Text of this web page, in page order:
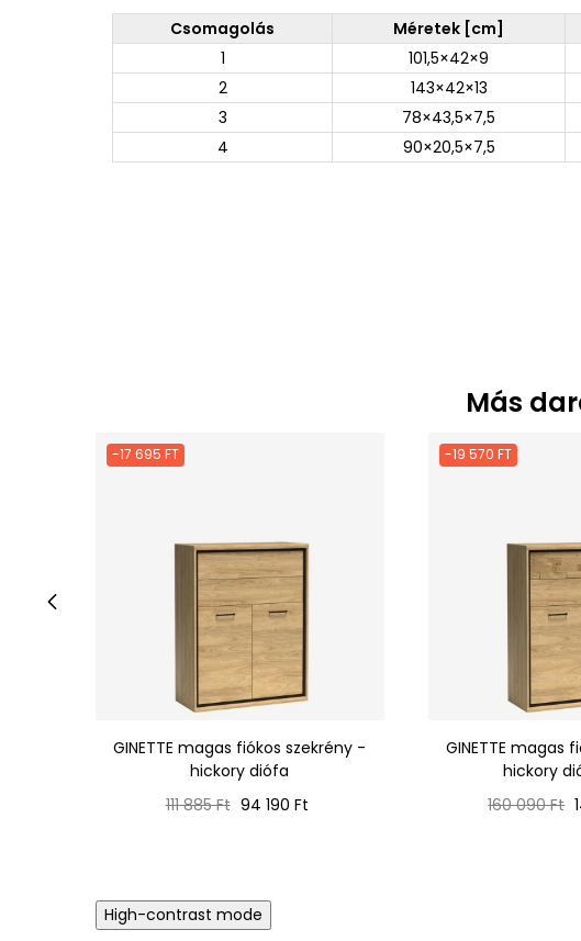
Csomagolás Méretek [cm]
1
101,5×42×9
2
143×42×13
3
78×43,5×7,5
4
90×20,5×7,5
Más
-17 695 FT
GINETTE magas fiókos szekrény -
hickory diófa
Normál
111 885 Ft Ár
94 190 Ft
-19 570 FT
GINETTE magas
hickory
Normál
160 090 Ft
High-contrast mode